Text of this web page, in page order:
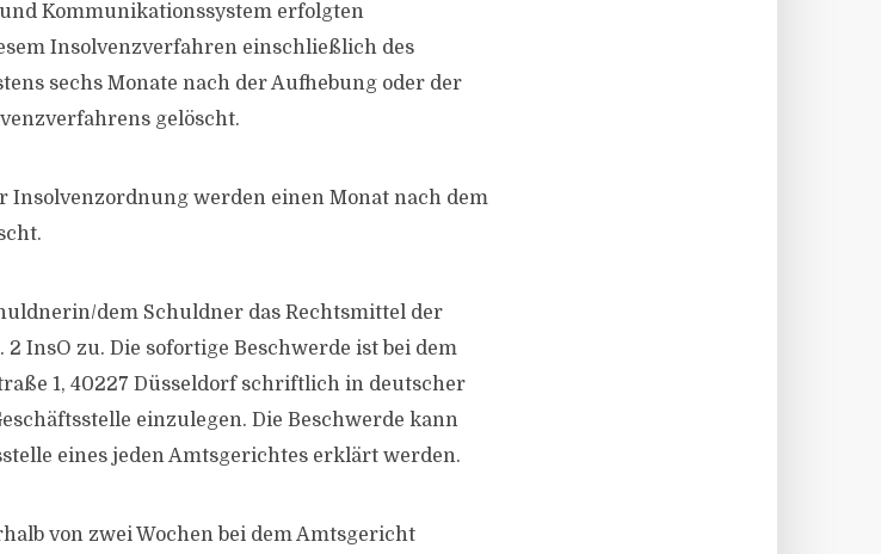
Kommunikationssystem erfolgten
Insolvenzverfahren einschließlich des
sechs Monate nach der Aufhebung oder der
gelöscht.
Insolvenzordnung werden einen Monat nach dem
dem Schuldner das Rechtsmittel der
2 InsO zu. Die sofortige Beschwerde ist bei dem
1, 40227 Düsseldorf schriftlich in deutscher
einzulegen. Die Beschwerde kann
eines jeden Amtsgerichtes erklärt werden.
von zwei Wochen bei dem Amtsgericht